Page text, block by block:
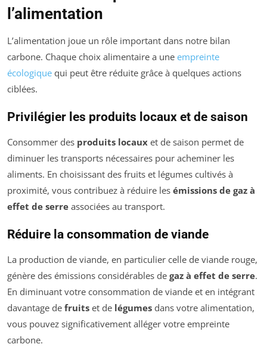
l’alimentation
L’alimentation joue un rôle important dans notre bilan
carbone. Chaque choix alimentaire a une empreinte
écologique qui peut être réduite grâce à quelques actions
ciblées.
Privilégier les produits locaux et de saison
Consommer des produits locaux et de saison permet de
diminuer les transports nécessaires pour acheminer les
aliments. En choisissant des fruits et légumes cultivés à
proximité, vous contribuez à réduire les émissions de gaz à
effet de serre associées au transport.
Réduire la consommation de viande
La production de viande, en particulier celle de viande rouge,
génère des émissions considérables de gaz à effet de serre.
En diminuant votre consommation de viande et en intégrant
davantage de fruits et de légumes dans votre alimentation,
vous pouvez significativement alléger votre empreinte
carbone.